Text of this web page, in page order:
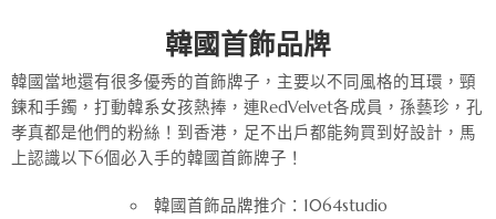
韓國首飾品牌
韓國當地還有很多優秀的首飾牌子，主要以不同風格的耳環，頸
鍊和手鐲，打動韓系女孩熱捧，連RedVelvet各成員，孫藝珍，孔
孝真都是他們的粉絲！到香港，足不出戶都能夠買到好設計，馬
上認識以下6個必入手的韓國首飾牌子！
韓國首飾品牌推介：1064studio